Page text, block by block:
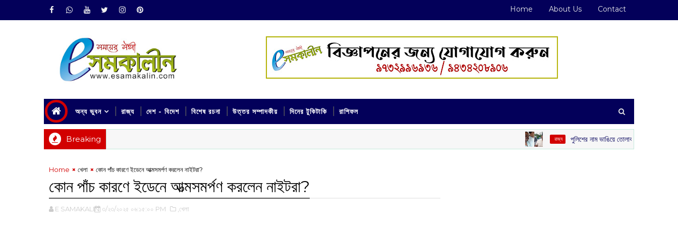
Home About Us Contact
অন্য ভুবন রাজ্য দেশ - বিদেশ বিশেষ রচনা উত্তর সম্পাদকীয় দিনের টুকিটাকি রাশিফল
Breaking পুলিশের নাম ভাঙিয়ে তোলাবাজি! পেট্রাপোল সীমান্ত এলাকা থেকে
Home খেলা কোন পাঁচ কারণে ইডেনে আত্মসমর্পণ করলেন নাইটরা?
কোন পাঁচ কারণে ইডেনে আত্মসমর্পণ করলেন নাইটরা?
E SAMAKALIN ৩/২৩/২০২৫ ০৬:১৫:০০ PM ,খেলা